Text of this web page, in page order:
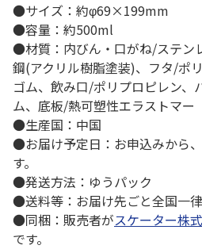
●サイズ：約φ69×199mm
●容量：約500ml
●材質：内びん・口がね/ステン
鋼(アクリル樹脂塗装)、フタ/ポ
ゴム、飲み口/ポリプロピレン、
ム、底板/熱可塑性エラストマー
●生産国：中国
●お届け予定日：お申込みから
す。
●発送方法：ゆうパック
●送料等：お届け先ごと全国一
●同梱：販売者がスケーター株
です。